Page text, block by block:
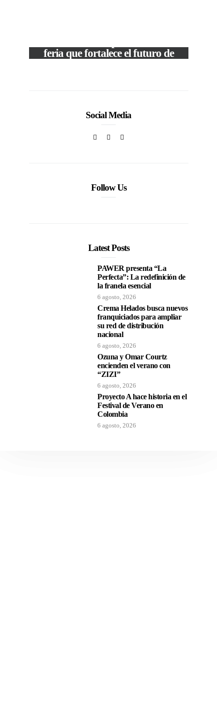
feria que fortalece el futuro de
Social Media
Follow Us
Latest Posts
PAWER presenta “La
Perfecta”: La redefinición de
la franela esencial
6 agosto, 2026
Crema Helados busca nuevos
franquiciados para ampliar
su red de distribución
nacional
6 agosto, 2026
Ozuna y Omar Courtz
encienden el verano con
“ZIZI”
6 agosto, 2026
Proyecto A hace historia en el
Festival de Verano en
Colombia
6 agosto, 2026